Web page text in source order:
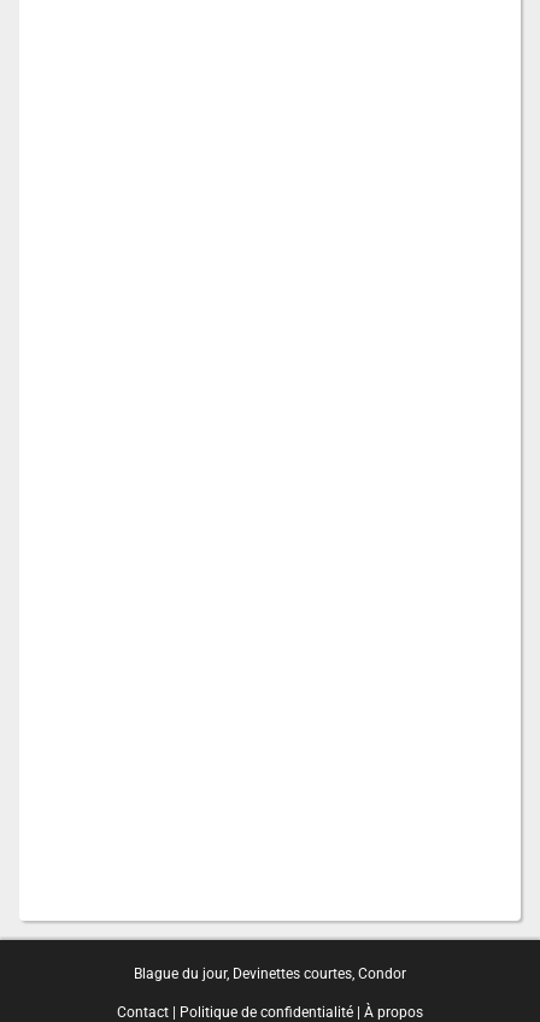
Blague du jour, Devinettes courtes, Condor
Contact Politique de confidentialité À propos